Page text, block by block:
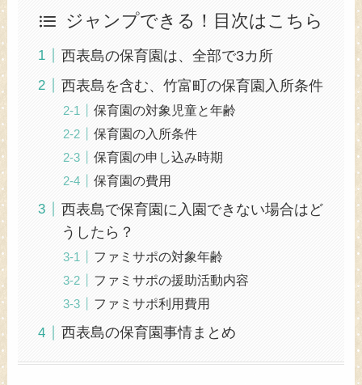
ジャンプできる！目次はこちら
西表島の保育園は、全部で3カ所
西表島を含む、竹富町の保育園入所条件
保育園の対象児童と年齢
保育園の入所条件
保育園の申し込み時期
保育園の費用
西表島で保育園に入園できない場合はど
うしたら？
ファミサポの対象年齢
ファミサポの援助活動内容
ファミサポ利用費用
西表島の保育園事情まとめ